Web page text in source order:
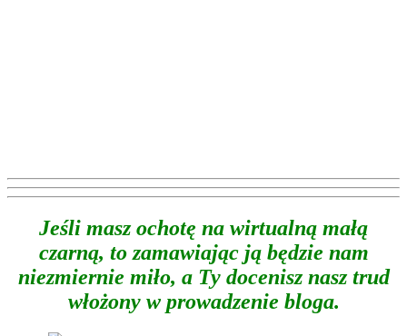
Jeśli masz ochotę na wirtualną małą
czarną, to zamawiając ją będzie nam
niezmiernie miło, a Ty docenisz nasz trud
włożony w prowadzenie bloga.